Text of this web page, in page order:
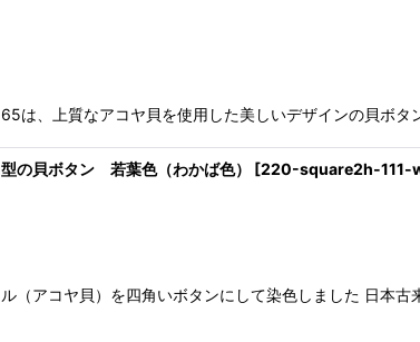
は、上質なアコヤ貝を使用した美しいデザインの貝ボ
の貝ボタン 若葉色（わかば色） [220-square2h-111-
（アコヤ貝）を四角いボタンにして染色しました 日本